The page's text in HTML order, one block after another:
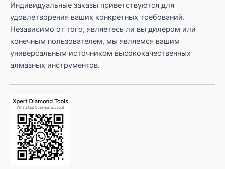
Индивидуальные заказы приветствуются для
удовлетворения ваших конкретных требований.
Независимо от того, являетесь ли вы дилером или
конечным пользователем, мы являемся вашим
универсальным источником высококачественных
алмазных инструментов.